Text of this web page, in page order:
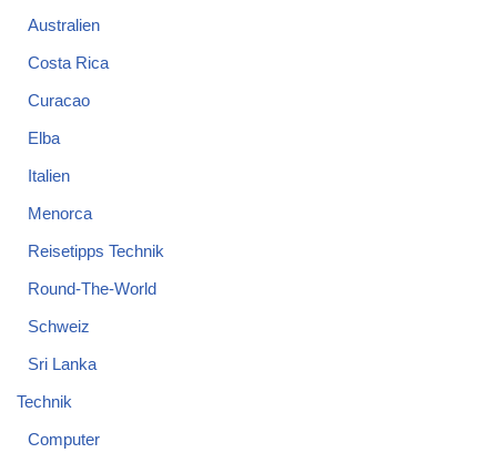
Australien
Costa Rica
Curacao
Elba
Italien
Menorca
Reisetipps Technik
Round-The-World
Schweiz
Sri Lanka
Technik
Computer